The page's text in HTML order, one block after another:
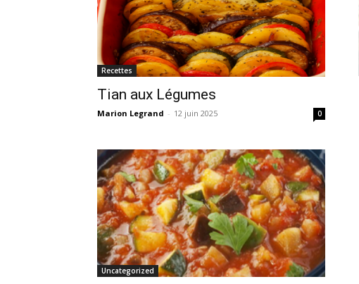
Recettes
Tian aux Légumes
Marion Legrand - 12 juin 2025 0
Uncategorized